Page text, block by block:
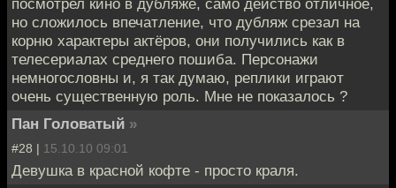
посмотрел кино в дубляже, само действо отличное,
но сложилось впечатление, что дубляж срезал на
корню характеры актёров, они получились как в
телесериалах среднего пошиба. Персонажи
немногословны и, я так думаю, реплики играют
очень существенную роль. Мне не показалось ?
Пан Головатый »
#28 | 15.10.10 09:01
Девушка в красной кофте - просто краля.